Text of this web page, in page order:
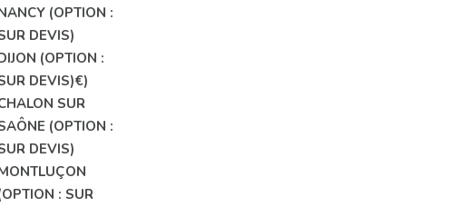
(OPTION :
DEVIS)
(OPTION :
DEVIS)€)
SUR
(OPTION :
DEVIS)
: SUR